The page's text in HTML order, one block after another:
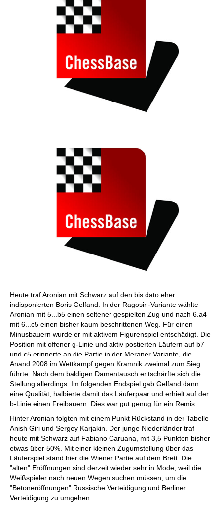
Heute traf Aronian mit Schwarz auf den bis dato eher
indisponierten Boris Gelfand. In der Ragosin-Variante wählte
Aronian mit 5...b5 einen seltener gespielten Zug und nach 6.a4
mit 6...c5 einen bisher kaum beschrittenen Weg. Für einen
Minusbauern wurde er mit aktivem Figurenspiel entschädigt. Die
Position mit offener g-Linie und aktiv postierten Läufern auf b7
und c5 erinnerte an die Partie in der Meraner Variante, die
Anand 2008 im Wettkampf gegen Kramnik zweimal zum Sieg
führte. Nach dem baldigen Damentausch entschärfte sich die
Stellung allerdings. Im folgenden Endspiel gab Gelfand dann
eine Qualität, halbierte damit das Läuferpaar und erhielt auf der
b-Linie einen Freibauern. Dies war gut genug für ein Remis.
Hinter Aronian folgten mit einem Punkt Rückstand in der Tabelle
Anish Giri und Sergey Karjakin. Der junge Niederländer traf
heute mit Schwarz auf Fabiano Caruana, mit 3,5 Punkten bisher
etwas über 50%. Mit einer kleinen Zugumstellung über das
Läuferspiel stand hier die Wiener Partie auf dem Brett. Die
"alten" Eröffnungen sind derzeit wieder sehr in Mode, weil die
Weißspieler nach neuen Wegen suchen müssen, um die
"Betoneröffnungen" Russische Verteidigung und Berliner
Verteidigung zu umgehen.